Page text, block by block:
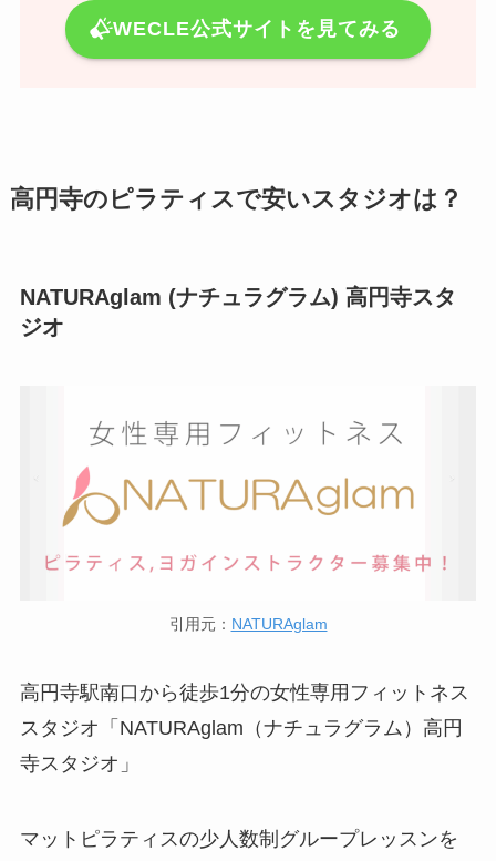
WECLE公式サイトを見てみる
高円寺のピラティスで安いスタジオは？
NATURAglam (ナチュラグラム) 高円寺スタ
ジオ
引用元： NATURAglam
高円寺駅南口から徒歩1分の女性専用フィットネス
スタジオ「NATURAglam（ナチュラグラム）高円
寺スタジオ」
マットピラティスの少人数制グループレッスンを